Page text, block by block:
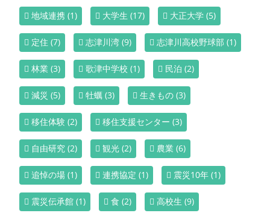
地域連携 (1) 大学生 (17) 大正大学 (5)
定住 (7) 志津川湾 (9) 志津川高校野球部 (1)
林業 (3) 歌津中学校 (1) 民泊 (2)
減災 (5) 牡蠣 (3) 生きもの (3)
移住体験 (2) 移住支援センター (3)
自由研究 (2) 観光 (2) 農業 (6)
追悼の場 (1) 連携協定 (1) 震災10年 (1)
震災伝承館 (1) 食 (2) 高校生 (9)